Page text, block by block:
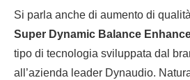
Si parla anche di aumento di
Super Dynamic Balance
tipo di tecnologia sviluppata dal
all’azienda leader Dynaudio.